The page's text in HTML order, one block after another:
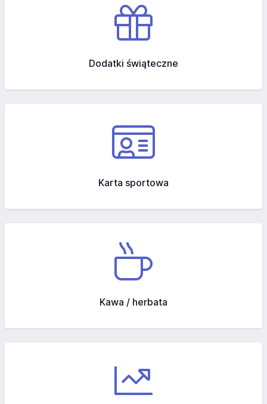
Dodatki świąteczne
Karta sportowa
Kawa / herbata